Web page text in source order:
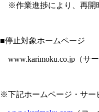
※作業進捗により、再開
■停止対象ホームページ
www.karimoku.co.jp（サ
※下記ホームページ・サー